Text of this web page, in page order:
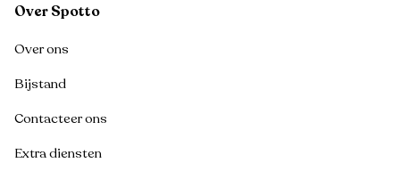
Over Spotto
Over ons
Bijstand
Contacteer ons
Extra diensten